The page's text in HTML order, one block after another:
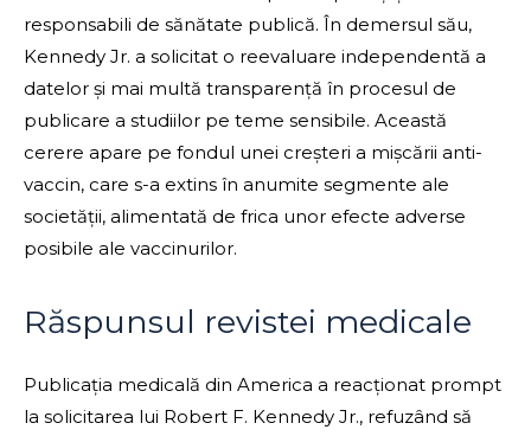
responsabili de sănătate publică. În demersul său,
Kennedy Jr. a solicitat o reevaluare independentă a
datelor și mai multă transparență în procesul de
publicare a studiilor pe teme sensibile. Această
cerere apare pe fondul unei creșteri a mișcării anti-
vaccin, care s-a extins în anumite segmente ale
societății, alimentată de frica unor efecte adverse
posibile ale vaccinurilor.
Răspunsul revistei medicale
Publicația medicală din America a reacționat prompt
la solicitarea lui Robert F. Kennedy Jr., refuzând să